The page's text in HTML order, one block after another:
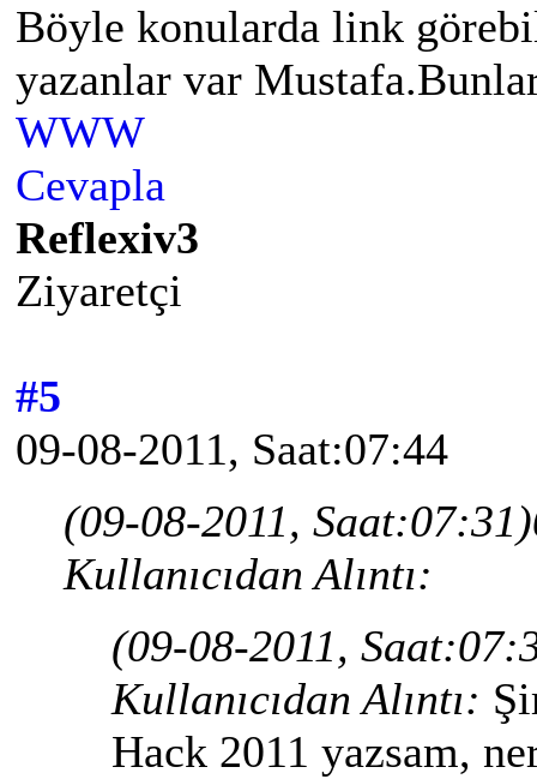
Böyle konularda link
yazanlar var
WWW
Cevapla
Reflexiv3
Ziyaretçi
#5
09-08-2011, Saat:07:44
(09-08-2011, Saat:07:31)
Kullanıcıdan Alıntı:
(09-08-2011,
Kullanıcıdan Alıntı:
Hack 2011 yazsam,